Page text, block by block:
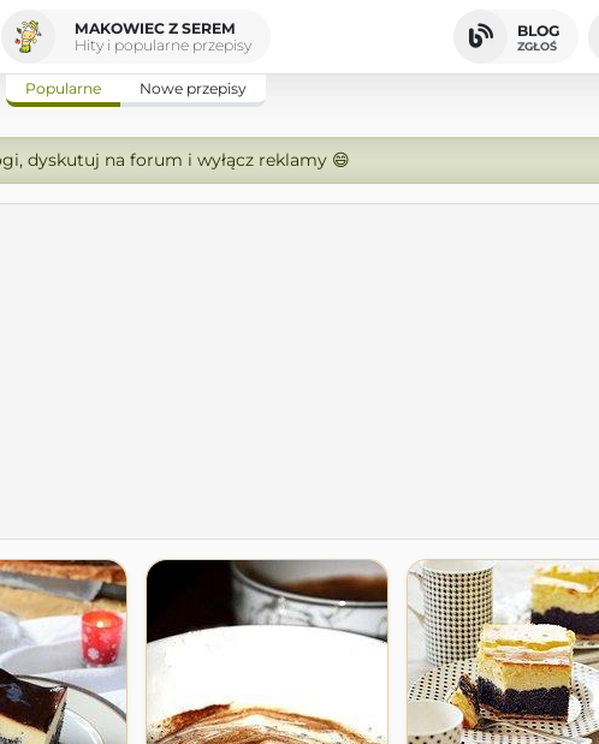
MAKOWIEC Z SEREM
Hity i popularne przepisy
BLOG
ZGŁOŚ
Popularne Nowe przepisy
dyskutuj na forum i wyłącz reklamy 😄